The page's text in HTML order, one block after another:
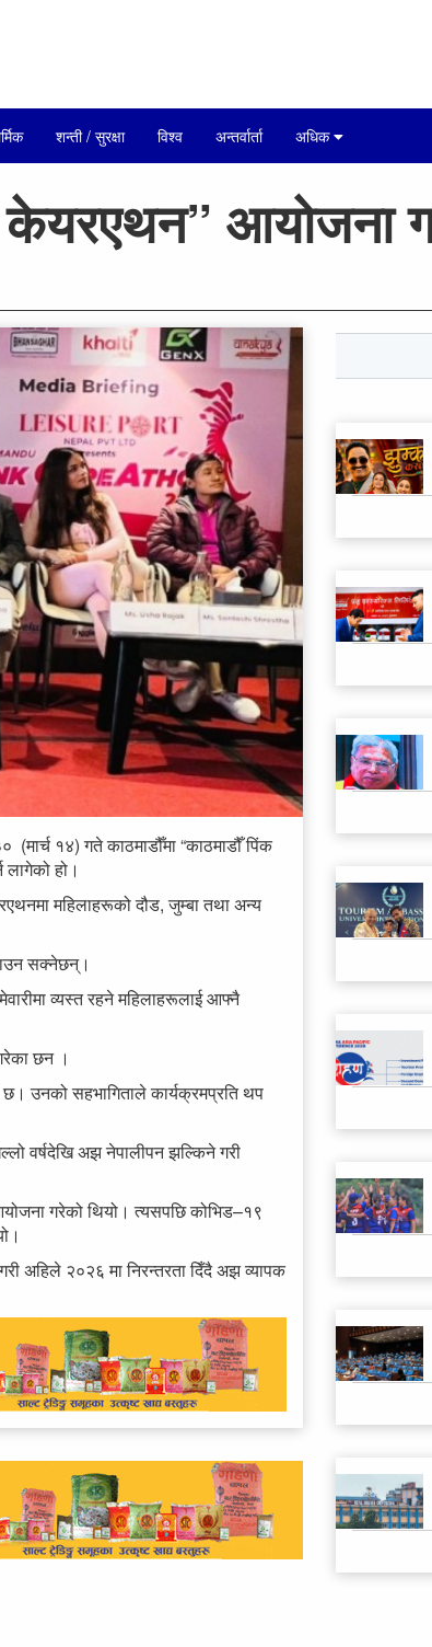
शन्ती / सुरक्षा विश्व अन्तर्वार्ता अधिक
केयरएथन” आयोजना
१४) गते काठमाडौँमा “काठमाडौँ पिंक
हो।
महिलाहरूको दौड, जुम्बा तथा अन्य
सक्नेछन्।
व्यस्त रहने महिलाहरूलाई आफ्नै
छन ।
छ। उनको सहभागिताले कार्यक्रमप्रति थप
वर्षदेखि अझ नेपालीपन झल्किने गरी
गरेको थियो। त्यसपछि कोभिड–१९
अहिले २०२६ मा निरन्तरता दिँदै अझ व्यापक